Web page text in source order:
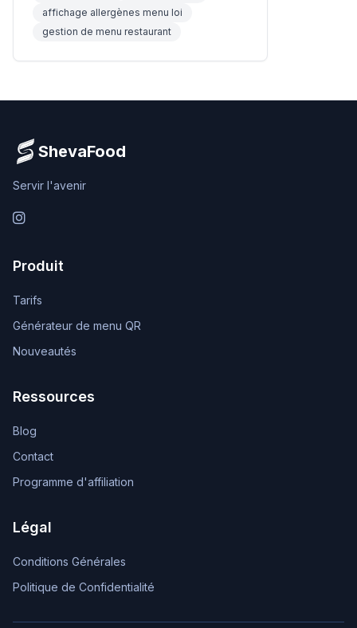
affichage allergènes menu loi
gestion de menu restaurant
ShevaFood
Servir l'avenir
Instagram
Produit
Tarifs
Générateur de menu QR
Nouveautés
Ressources
Blog
Contact
Programme d'affiliation
Légal
Conditions Générales
Politique de Confidentialité